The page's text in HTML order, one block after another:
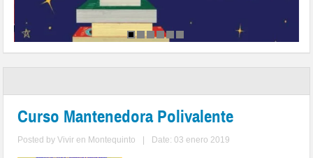
Curso Mantenedora Polivalente
Posted byVivir en Montequinto Date: 03 enero 2019